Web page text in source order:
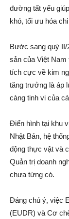
đường tất yếu
khó, tối ưu hóa
Bước sang quý II/
sản của Việt Nam
tích cực về kim
tăng trưởng là áp
càng tinh vi của
Điển hình tại khu
Nhật Bản, hệ
động thực vật và
Quản trị doanh
chưa từng có.
Đáng chú ý, việc
(EUDR) và Cơ